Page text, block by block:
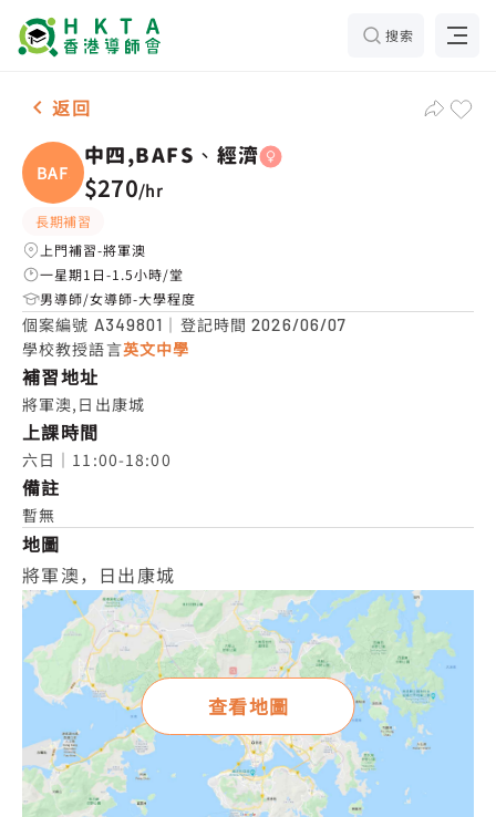
搜索
女-1名 中四,BAFS、經濟，將軍澳 補習推介
返回
BAFS、
中四,BAFS、經濟
$270/hr
長期補習
上門補習-將軍澳
一星期1日-1.5小時/堂
男導師/女導師-大學程度
個案編號 A349801 ｜登記時間2026/06/07
學校教授語言英文中學
補習地址
將軍澳,日出康城
上課時間
六日｜11:00-18:00
備註
暫無
地圖
將軍澳，日出康城
查看地圖